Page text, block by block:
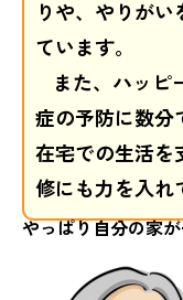
りや、やりが
ています。
また、ハッピ
症の予防に数分
在宅での生活を
修にも力を入れ
やっぱり自分の家が